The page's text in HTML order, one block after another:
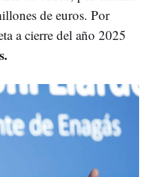
de euros. Por
a cierre del año 2025